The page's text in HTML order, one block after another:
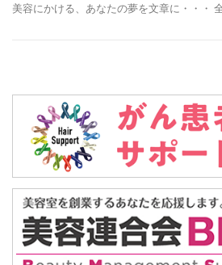
美容にかける、あなたの夢を文章に・・・